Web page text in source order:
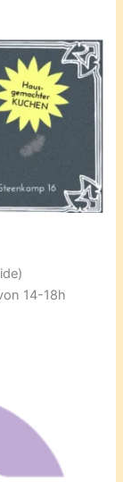
14-18h